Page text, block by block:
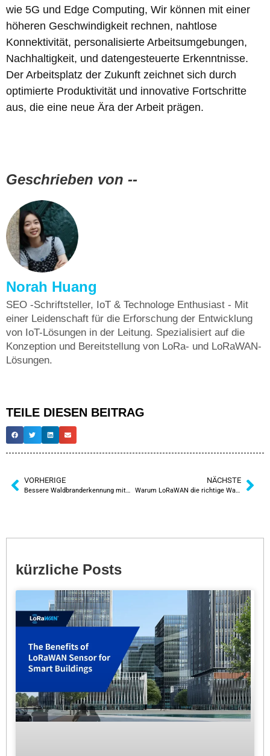
wie 5G und Edge Computing, Wir können mit einer
höheren Geschwindigkeit rechnen, nahtlose
Konnektivität, personalisierte Arbeitsumgebungen,
Nachhaltigkeit, und datengesteuerte Erkenntnisse.
Der Arbeitsplatz der Zukunft zeichnet sich durch
optimierte Produktivität und innovative Fortschritte
aus, die eine neue Ära der Arbeit prägen.
Geschrieben von --
Norah Huang
SEO -Schriftsteller, IoT & Technologe Enthusiast - Mit
einer Leidenschaft für die Erforschung der Entwicklung
von IoT-Lösungen in der Leitung. Spezialisiert auf die
Konzeption und Bereitstellung von LoRa- und LoRaWAN-
Lösungen.
TEILE DIESEN BEITRAG
VORHERIGE
Bessere Waldbranderkennung mit LoRaWAN-IoT-Technologie
NÄCHSTE
Warum LoRaWAN die richtige Wahl für intelligente Straßenbeleuchtung ist
kürzliche Posts